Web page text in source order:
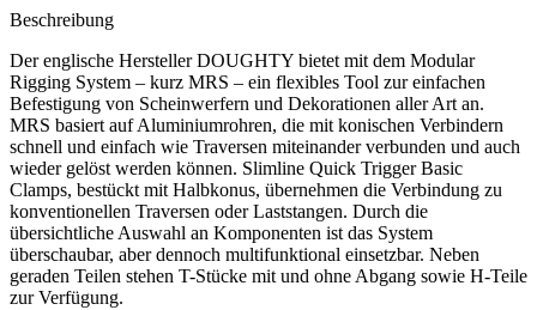
Beschreibung
Der englische Hersteller DOUGHTY bietet mit dem Modular
Rigging System – kurz MRS – ein flexibles Tool zur einfachen
Befestigung von Scheinwerfern und Dekorationen aller Art an.
MRS basiert auf Aluminiumrohren, die mit konischen Verbindern
schnell und einfach wie Traversen miteinander verbunden und auch
wieder gelöst werden können. Slimline Quick Trigger Basic
Clamps, bestückt mit Halbkonus, übernehmen die Verbindung zu
konventionellen Traversen oder Laststangen. Durch die
übersichtliche Auswahl an Komponenten ist das System
überschaubar, aber dennoch multifunktional einsetzbar. Neben
geraden Teilen stehen T-Stücke mit und ohne Abgang sowie H-Teile
zur Verfügung.